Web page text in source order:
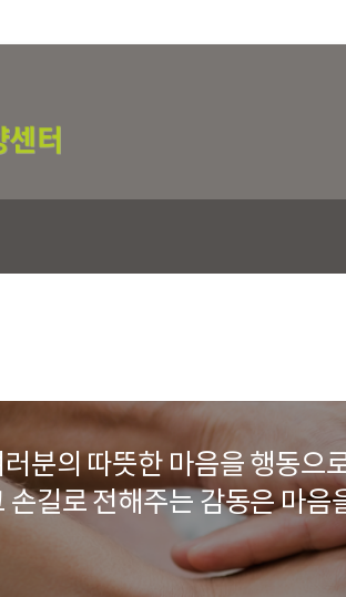
분의 따뜻한 마음을 행동으
손길로 전해주는 감동은 마음